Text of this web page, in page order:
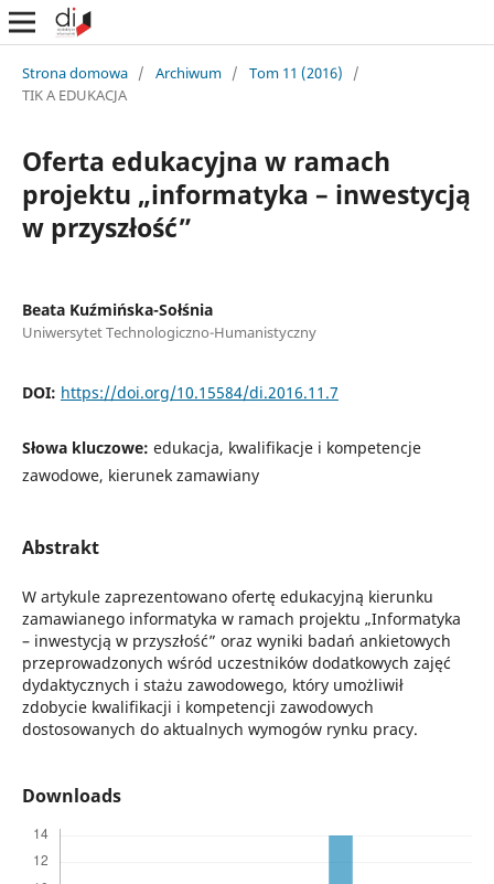
Strona domowa / Archiwum / Tom 11 (2016)
/
TIK A EDUKACJA
Oferta edukacyjna w ramach
projektu „informatyka – inwestycją
w przyszłość”
Beata Kuźmińska-Sołśnia
Uniwersytet Technologiczno-Humanistyczny
DOI: https://doi.org/10.15584/di.2016.11.7
Słowa kluczowe: edukacja, kwalifikacje i kompetencje
zawodowe, kierunek zamawiany
Abstrakt
W artykule zaprezentowano ofertę edukacyjną kierunku
zamawianego informatyka w ramach projektu „Informatyka
– inwestycją w przyszłość” oraz wyniki badań ankietowych
przeprowadzonych wśród uczestników dodatkowych zajęć
dydaktycznych i stażu zawodowego, który umożliwił
zdobycie kwalifikacji i kompetencji zawodowych
dostosowanych do aktualnych wymogów rynku pracy.
Downloads